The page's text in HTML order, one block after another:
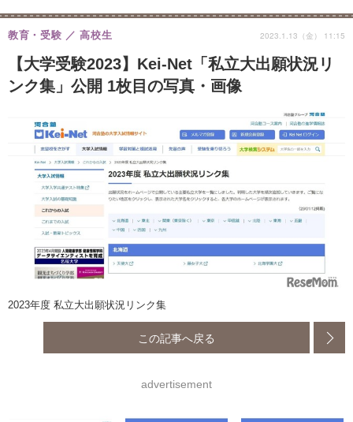
【大学受験2023】Kei-Net「私立大出願状況リ
ンク集」公開 1枚目の写真・画像
教育・受験 高校生 2023.1.13（金） 11:15
2023年度 私立大出願状況リンク集
この記事へ戻る
advertisement